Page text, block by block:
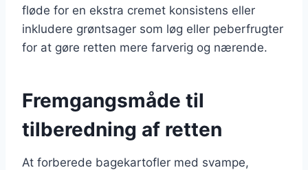
fløde for en ekstra cremet konsistens eller
inkludere grøntsager som løg eller peberfrugter
for at gøre retten mere farverig og nærende.
Fremgangsmåde til
tilberedning af retten
At forberede bagekartofler med svampe,